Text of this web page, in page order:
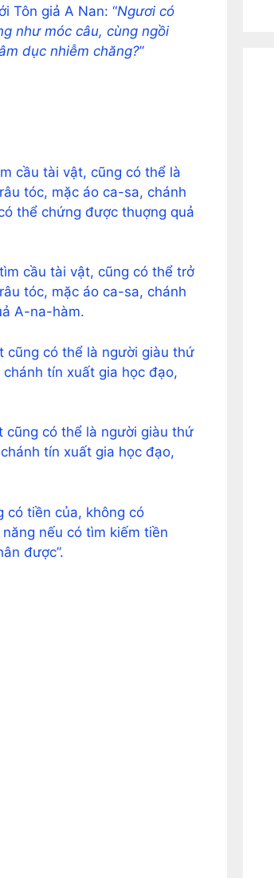
Tôn giả A Nan: “Ngươi có
như móc câu, cùng ngồi
dục nhiễm chăng?”
cầu tài vật, cũng có thể là
tóc, mặc áo ca-sa, chánh
thể chứng được thuợng quả
cầu tài vật, cũng có thể trở
tóc, mặc áo ca-sa, chánh
A-na-hàm.
cũng có thể là người giàu thứ
tín xuất gia học đạo,
cũng có thể là người giàu thứ
tín xuất gia học đạo,
có tiền của, không có
nếu có tìm kiếm tiền
được”.